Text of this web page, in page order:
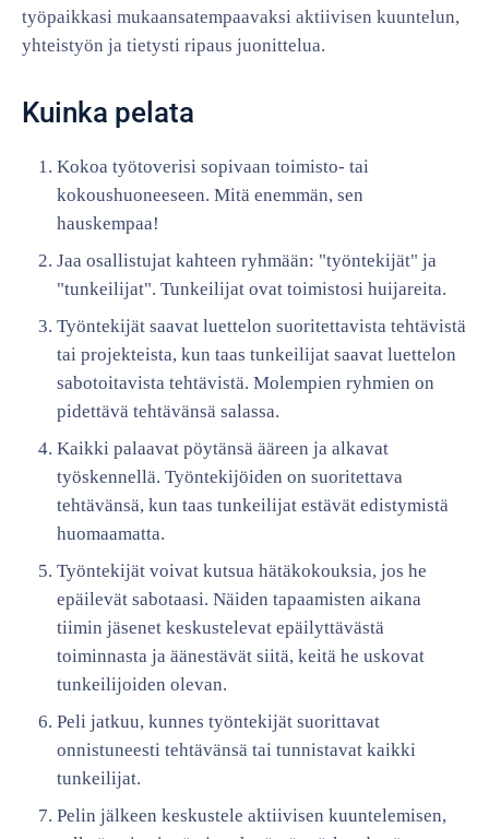
työpaikkasi mukaansatempaavaksi aktiivisen kuuntelun,
yhteistyön ja tietysti ripaus juonittelua.
Kuinka pelata
Kokoa työtoverisi sopivaan toimisto- tai
kokoushuoneeseen. Mitä enemmän, sen
hauskempaa!
Jaa osallistujat kahteen ryhmään: "työntekijät" ja
"tunkeilijat". Tunkeilijat ovat toimistosi huijareita.
Työntekijät saavat luettelon suoritettavista tehtävistä
tai projekteista, kun taas tunkeilijat saavat luettelon
sabotoitavista tehtävistä. Molempien ryhmien on
pidettävä tehtävänsä salassa.
Kaikki palaavat pöytänsä ääreen ja alkavat
työskennellä. Työntekijöiden on suoritettava
tehtävänsä, kun taas tunkeilijat estävät edistymistä
huomaamatta.
Työntekijät voivat kutsua hätäkokouksia, jos he
epäilevät sabotaasi. Näiden tapaamisten aikana
tiimin jäsenet keskustelevat epäilyttävästä
toiminnasta ja äänestävät siitä, keitä he uskovat
tunkeilijoiden olevan.
Peli jatkuu, kunnes työntekijät suorittavat
onnistuneesti tehtävänsä tai tunnistavat kaikki
tunkeilijat.
Pelin jälkeen keskustele aktiivisen kuuntelemisen,